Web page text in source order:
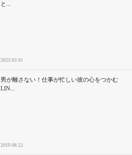
と...
2023.03.01
男が離さない！仕事が忙しい彼の心をつかむ
LIN...
2019.08.22